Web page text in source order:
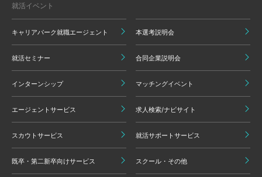
就活イベント
キャリアパーク就職エージェント 本選考説明会
就活セミナー 合同企業説明会
インターンシップ マッチングイベント
エージェントサービス 求人検索/ナビサイト
スカウトサービス 就活サポートサービス
既卒・第二新卒向けサービス スクール・その他